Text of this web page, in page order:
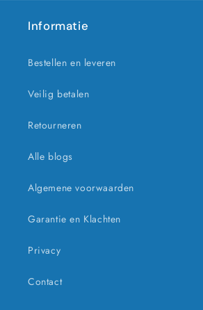
Informatie
Bestellen en leveren
Veilig betalen
Retourneren
Alle blogs
Algemene voorwaarden
Garantie en Klachten
Privacy
Contact